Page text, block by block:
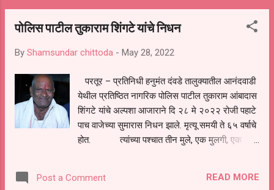
यांनी सांगितले की पुण्यश्लोक अहिल्यादेवी होळकर यांची
जिल्हा परिषद ,महानगरपालिका,व शासकीय कार्यालये या
सांगितले. यावेळी शितल मतकर,पवन गावडे, विशाल
प्रभाळे, सुधाकर वैद्य, सुभाष महानोर,कसपटे भैय्या,प्रभाळे
भैय्या,वैध भैय्या, आदी समाज बांधव उपस्थित होते.
पोलिस पाटील तुकाराम शिंगटे यांचे निधन
By Shamsundar chittoda - May 28, 2022
परतूर – प्रतिनिधी हनुमंत दंवडे तालुक्यातील आनंदवाडी
येथील प्रतिष्ठित नागरिक पोलिस पाटील तुकाराम आंबादास
शिंगटे यांचे अल्पशा आजाराने दि २८ मे २०२२ रोजी पहाटे
पाच वाजेच्या सुमारास निधन झाले. मृत्यू समयी ते ६५ वर्षाचे
होत. त्यांच्या पश्चात तीन मुले, एक मुलगी, एक
सुमारास अंत्यसंस्कार करण्यात आले. यावेळी मोठ्या संख्येने
Post a Comment READ MORE